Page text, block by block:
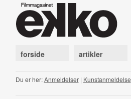
forside artikler
Du er her:Anmeldelser| Kunstanmeldelse